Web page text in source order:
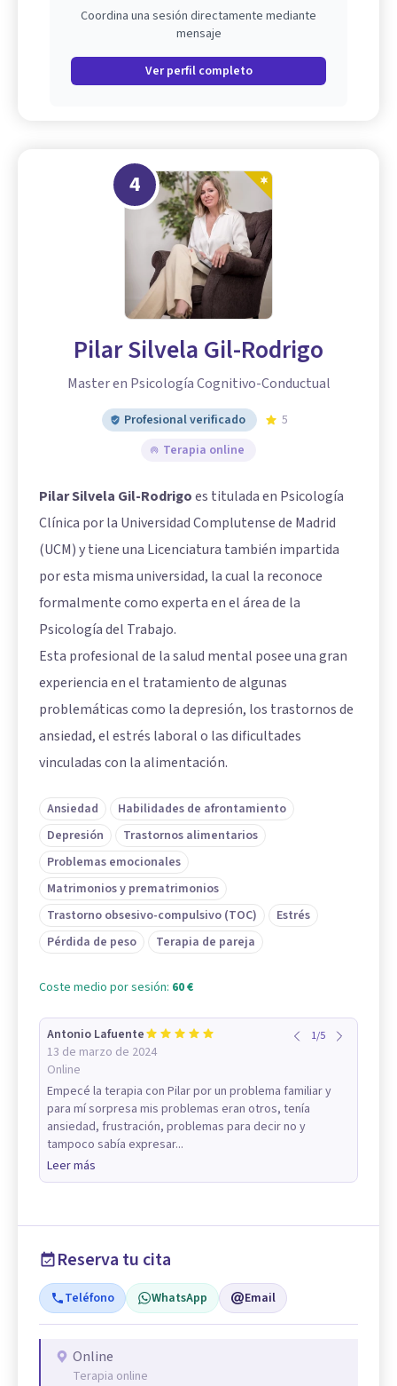
Coordina una sesión directamente mediante
mensaje
Ver perfil completo
4
Pilar Silvela Gil-Rodrigo
Master en Psicología Cognitivo-Conductual
Profesional verificado
5
Terapia online
Pilar Silvela Gil-Rodrigoes titulada en Psicología
Clínica por la Universidad Complutense de Madrid
(UCM) y tiene una Licenciatura también impartida
por esta misma universidad, la cual la reconoce
formalmente como experta en el área de la
Psicología del Trabajo.
Esta profesional de la salud mental posee una gran
experiencia en el tratamiento de algunas
problemáticas como la depresión, los trastornos de
ansiedad, el estrés laboral o las dificultades
vinculadas con la alimentación.
Ansiedad
Habilidades de afrontamiento
Depresión
Trastornos alimentarios
Problemas emocionales
Matrimonios y prematrimonios
Trastorno obsesivo-compulsivo (TOC)
Estrés
Pérdida de peso
Terapia de pareja
Coste medio por sesión: 60 €
Antonio Lafuente
13 de marzo de 2024
Online
1/5
Empecé la terapia con Pilar por un problema familiar y
para mí sorpresa mis problemas eran otros, tenía
ansiedad, frustración, problemas para decir no y
tampoco sabía expresar...
Leer más
Reserva tu cita
Teléfono WhatsApp Email
Online
Terapia online